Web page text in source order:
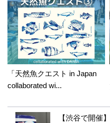
「天然魚クエスト in Japan
collaborated wi...
【渋谷で開催